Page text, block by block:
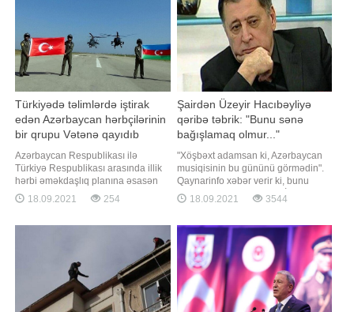
Türkiyədə təlimlərdə iştirak
edən Azərbaycan hərbçilərinin
bir qrupu Vətənə qayıdıb
Azərbaycan Respublikası ilə
Türkiyə Respublikası arasında illik
hərbi əməkdaşlıq planına əsasən
keçirilən "TurAz Şahini - 2021" birgə
taktiki-uçuş təlimində iştirak edən
aviasiya vasitələri Vətənə qayıdıb.
18.09.2021 254
Şairdən Üzeyir Hacıbəyliyə
qəribə təbrik: "Bunu sənə
bağışlamaq olmur..."
"Xöşbəxt adamsan ki, Azərbaycan
musiqisinin bu gününü görmədin".
Qaynarinfo xəbər verir ki, bunu
nəğməkar şair, Əməkdar İncəsənət
Xadimi Baba Vəziroğlu dahi
günü ilə əlaqədar təbrikdə yazıb.
Şair bildirib ki, Üzeyir bəyin vaxtsız
ölümü ilə Azərbaycan musiqis
18.09.2021 3544